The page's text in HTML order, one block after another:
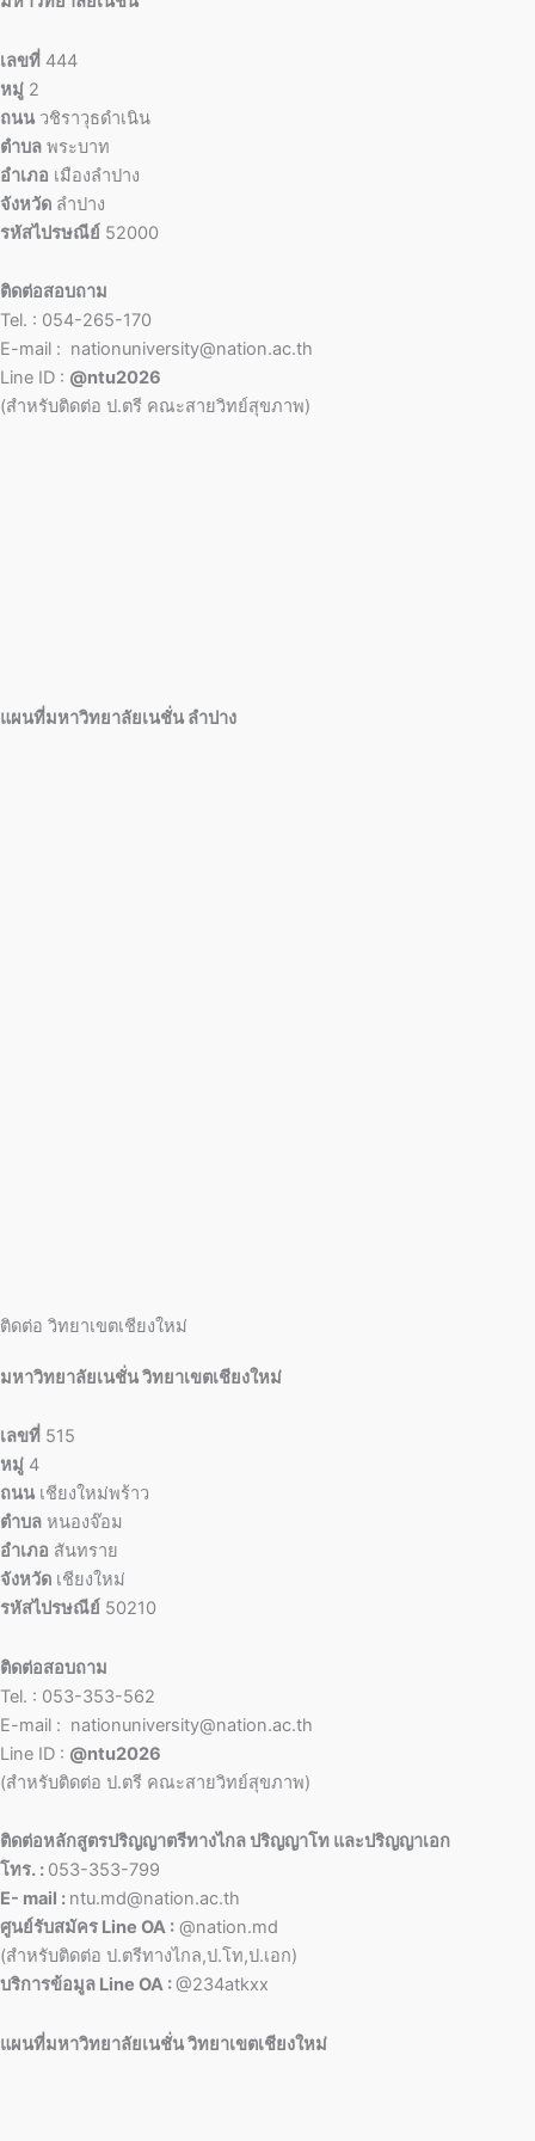
เลขที่ 444
หมู่ 2
ถนน วชิราวุธดำเนิน
ตำบล พระบาท
อำเภอ เมืองลำปาง
จังหวัด ลำปาง
รหัสไปรษณีย์ 52000
ติดต่อสอบถาม
Tel. : 054-265-170
E-mail : nationuniversity@nation.ac.th
Line ID : @ntu2026
(สำหรับติดต่อ ป.ตรี คณะสายวิทย์สุขภาพ)
แผนที่มหาวิทยาลัยเนชั่น ลำปาง
ติดต่อ วิทยาเขตเชียงใหม่
มหาวิทยาลัยเนชั่น วิทยาเขตเชียงใหม่
เลขที่ 515
หมู่ 4
ถนน เชียงใหม่พร้าว
ตำบล หนองจ๊อม
อำเภอ สันทราย
จังหวัด เชียงใหม่
รหัสไปรษณีย์ 50210
ติดต่อสอบถาม
Tel. : 053-353-562
E-mail : nationuniversity@nation.ac.th
Line ID : @ntu2026
(สำหรับติดต่อ ป.ตรี คณะสายวิทย์สุขภาพ)
ติดต่อหลักสูตรปริญญาตรีทางไกล ปริญญาโท และปริญญาเอก
โทร. : 053-353-799
E- mail : ntu.md@nation.ac.th
ศูนย์รับสมัคร Line OA : @nation.md
(สำหรับติดต่อ ป.ตรีทางไกล,ป.โท,ป.เอก)
บริการข้อมูล Line OA :@234atkxx
แผนที่มหาวิทยาลัยเนชั่น วิทยาเขตเชียงใหม่